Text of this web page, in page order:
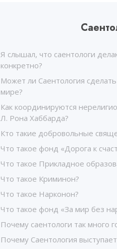
Я слышал, что саентологи
конкретно?
Может ли Саентология
мире?
Как координируются
Л. Рона Хаббарда?
Кто такие добровольные
Что такое фонд «Дорога к
Что такое Прикладное
Что такое Криминон?
Что такое Нарконон?
Что такое фонд «За мир без
Почему саентологи так много
Почему Саентология